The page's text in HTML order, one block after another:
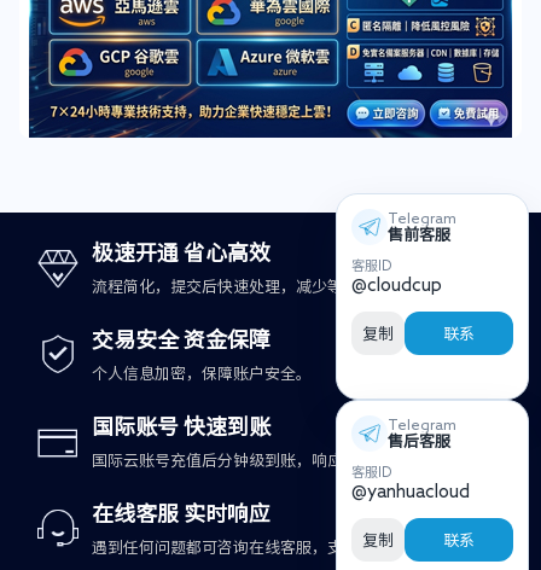
极速开通 省心高效
流程简化，提交后快速处理，减少等待时间。
交易安全 资金保障
个人信息加密，保障账户安全。
国际账号 快速到账
国际云账号充值后分钟级到账，响应更及时。
在线客服 实时响应
遇到任何问题都可咨询在线客服，支持快速处理。
Telegram
售前客服
客服ID
@cloudcup
复制 联系
Telegram
售后客服
客服ID
@yanhuacloud
复制 联系